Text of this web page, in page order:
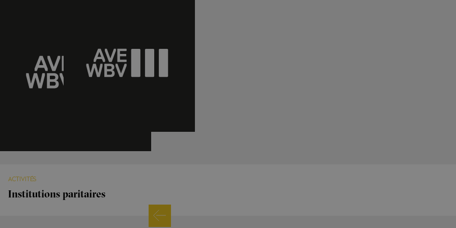
ACTIVITÉS
Institutions paritaires